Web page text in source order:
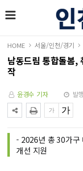
HOME 서울/인천/경기
남동드림 통합돌봄,
작
윤경수 기자 발
- 2026년 총 30가구
개선 지원